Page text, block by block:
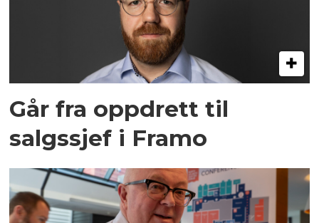
Går fra oppdrett til
salgssjef i Framo